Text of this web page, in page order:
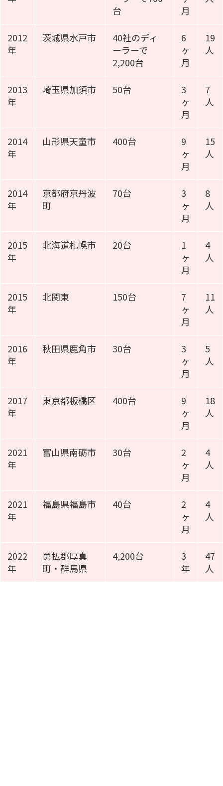
台
月
2012
年
茨城県水戸市
40社のディ
ーラーで
2,200台
6
ヶ
月
19
人
2013
年
埼玉県加須市 50台
3
ヶ
月
7
人
2014
年
山形県天童市 400台
9
ヶ
月
15
人
2014
年
京都府京丹波
町
70台
3
ヶ
月
8
人
2015
年
北海道札幌市 20台
1
ヶ
月
4
人
2015
年
北関東 150台
7
ヶ
月
11
人
2016
年
秋田県鹿角市 30台
3
ヶ
月
5
人
2017
年
東京都板橋区 400台
9
ヶ
月
18
人
2021
年
富山県南砺市 30台
2
ヶ
月
4
人
2021
年
福島県福島市 40台
2
ヶ
月
4
人
2022
年
勇払郡厚真
町・群馬県
4,200台
3
年
47
人